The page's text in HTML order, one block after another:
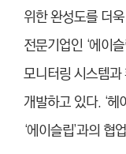
위한 완성도를 더
전문기업인 ‘에이
모니터링 시스템
개발하고 있다. ‘
‘에이슬립’과의 협